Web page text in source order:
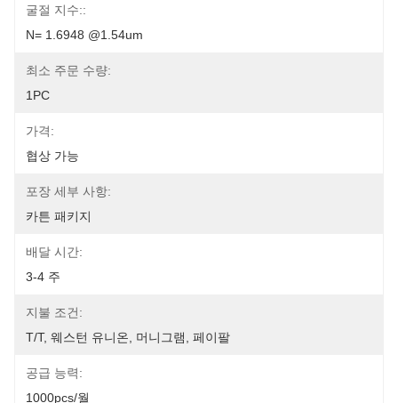
굴절 지수::
N= 1.6948 @1.54um
최소 주문 수량:
1PC
가격:
협상 가능
포장 세부 사항:
카튼 패키지
배달 시간:
3-4 주
지불 조건:
T/T, 웨스턴 유니온, 머니그램, 페이팔
공급 능력:
1000pcs/월